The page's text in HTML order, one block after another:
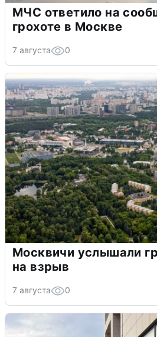
МЧС ответило на
грохоте в Москве
7 августа 0
Москвичи услышали
на взрыв
7 августа 0